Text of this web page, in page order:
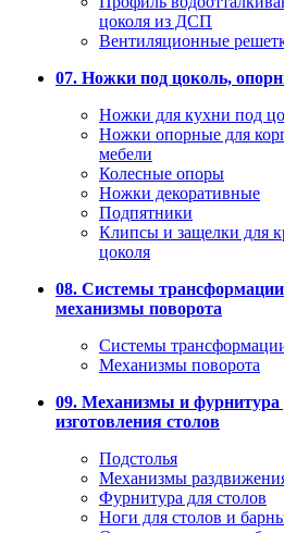
цоколя из ДСП
Вентиляционные
07. Ножки под цоколь,
Ножки для кухни под
Ножки опорные для
мебели
Колесные опоры
Ножки декоративные
Подпятники
Клипсы и защелки для
цоколя
08. Системы трансформации
механизмы поворота
Системы
Механизмы поворота
09. Механизмы и фурнитура
изготовления столов
Подстолья
Механизмы
Фурнитура для столов
Ноги для столов и